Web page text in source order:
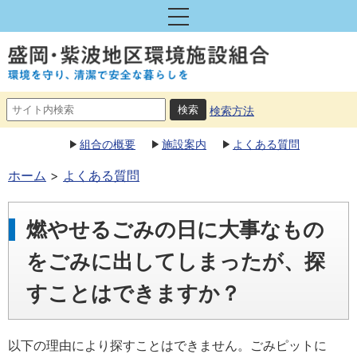
検索方法
組合の概要 施設案内 よくある質問
ホーム よくある質問
燃やせるごみの日に大事なもの
をごみに出してしまったが、探
すことはできますか？
以下の理由により探すことはできません。ごみピットに